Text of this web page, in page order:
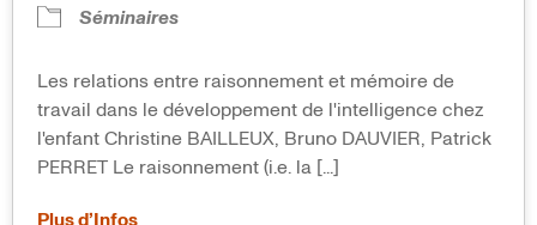
Séminaires
Les relations entre raisonnement et mémoire de
travail dans le développement de l'intelligence chez
l'enfant Christine BAILLEUX, Bruno DAUVIER, Patrick
PERRET Le raisonnement (i.e. la [...]
Plus d’Infos